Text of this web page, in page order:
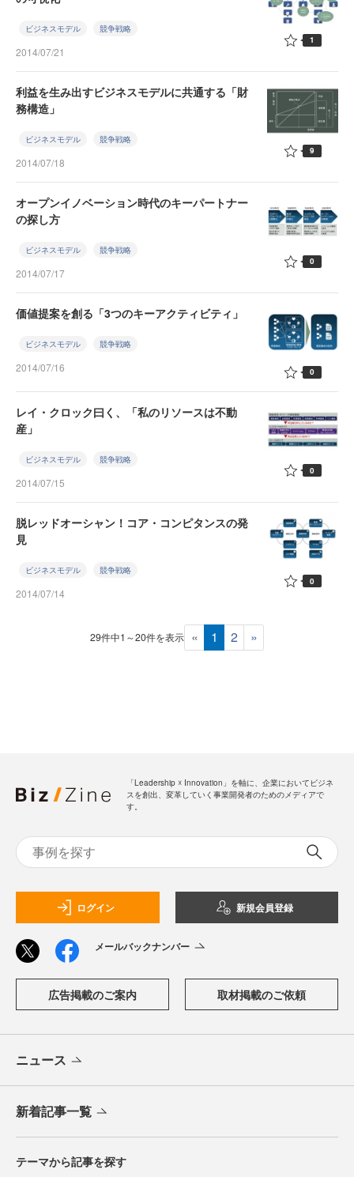
ビジネスモデル 競争戦略
2014/07/21
1
利益を生み出すビジネスモデルに共通する「財
務構造」
ビジネスモデル 競争戦略
2014/07/18
9
オープンイノベーション時代のキーパートナー
の探し方
ビジネスモデル 競争戦略
2014/07/17
0
価値提案を創る「3つのキーアクティビティ」
ビジネスモデル 競争戦略
2014/07/16 0
レイ・クロック曰く、「私のリソースは不動
産」
ビジネスモデル 競争戦略
2014/07/15
0
脱レッドオーシャン！コア・コンピタンスの発
見
ビジネスモデル 競争戦略
2014/07/14
0
29件中1～20件を表示 « 1 2 »
「Leadership ☓ Innovation」を軸に、企業においてビジネ
スを創出、変革していく事業開発者のためのメディアで
す。
ログイン 新規会員登録
メールバックナンバー
広告掲載のご案内 取材掲載のご依頼
ニュース
新着記事一覧
テーマから記事を探す